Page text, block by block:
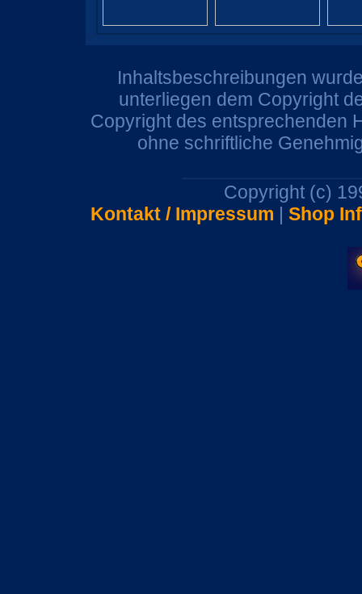
Inhaltsbeschreibungen
unterliegen dem Copyright
Copyright des entsprechenden
ohne schriftliche
Copyright (c)
Kontakt / Impressum | Shop